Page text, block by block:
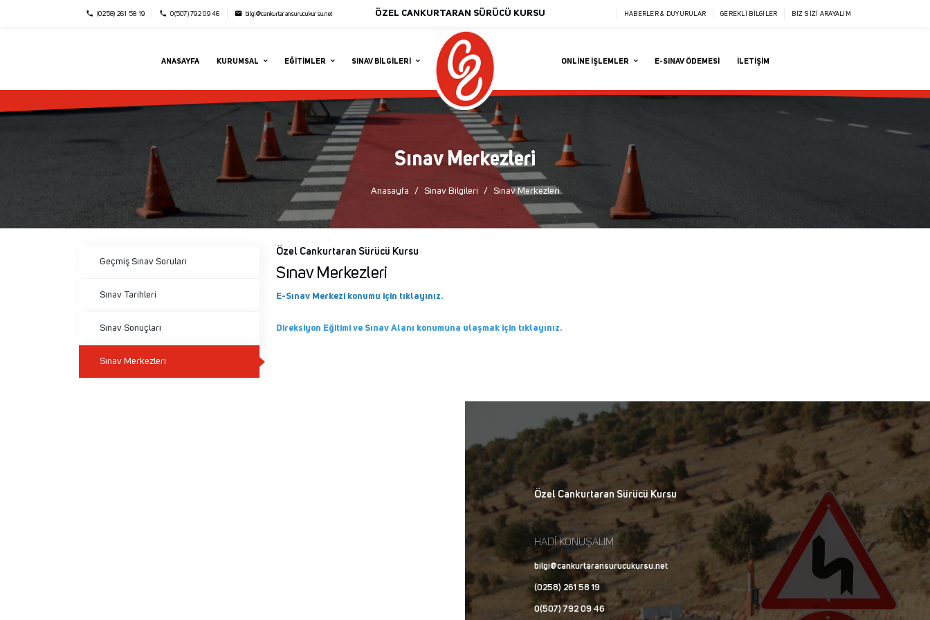
local_phone (0258) 261 58 19 local_phone 0(507) 792 09 46 email bilgi@cankurtaransurucukursu.net ÖZEL CANKURTARAN SÜRÜCÜ KURSU HABERLER & DUYURULAR GEREKLI BILGILER BIZ SIZI ARAYALIM
ANASAYFA KURUMSAL EĞITIMLER SINAV BILGILERI ONLINE İŞLEMLER E-SINAV ÖDEMESI İLETIŞIM
Sınav Merkezleri
Anasayfa Sınav Bilgileri Sınav Merkezleri
Geçmiş Sınav Soruları
Sınav Tarihleri
Sınav Sonuçları
Sınav Merkezleri
Özel Cankurtaran Sürücü Kursu
Sınav Merkezleri
E-Sınav Merkezi konumu için tıklayınız.
Direksiyon Eğitimi ve Sınav Alanı konumuna ulaşmak için tıklayınız.
Özel Cankurtaran Sürücü Kursu
HADİ KONUŞALIM
bilgi@cankurtaransurucukursu.net
(0258) 261 58 19
0(507) 792 09 46